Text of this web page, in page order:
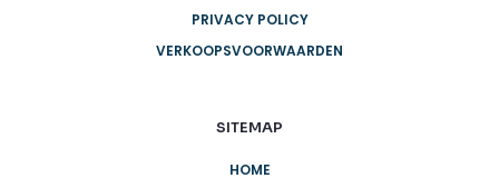
PRIVACY POLICY
VERKOOPSVOORWAARDEN
SITEMAP
HOME